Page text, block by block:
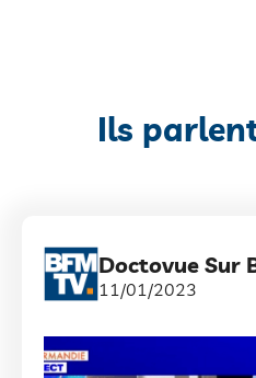
Ils
Doctovue Sur
11/01/2023